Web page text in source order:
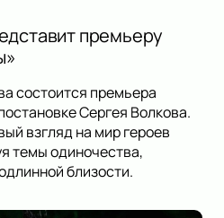
премьеру
состоится премьера
Сергея Волкова.
взгляд на мир героев
темы одиночества,
близости.